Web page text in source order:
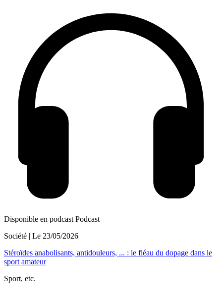
Disponible en podcast Podcast
Société | Le 23/05/2026
Stéroïdes anabolisants, antidouleurs, ... : le fléau du dopage dans le
sport amateur
Sport, etc.